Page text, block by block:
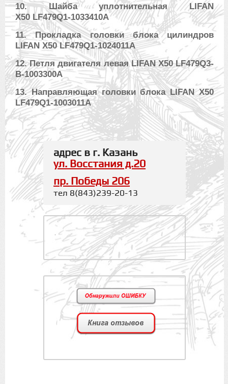
10. Шайба уплотнительная LIFAN
X50 LF479Q1-1033410A
11. Прокладка головки блока цилиндров
LIFAN X50 LF479Q1-1024011A
12. Петля двигателя левая LIFAN X50 LF479Q3-
B-1003300A
13. Направляющая головки блока LIFAN X50
LF479Q1-1003011A
адрес в г. Казань
ул. Восстания д.20
пр. Победы 206
тел 8(843)239-20-13
.